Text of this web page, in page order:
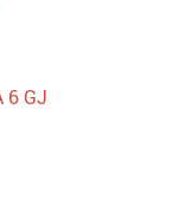
6 GJ